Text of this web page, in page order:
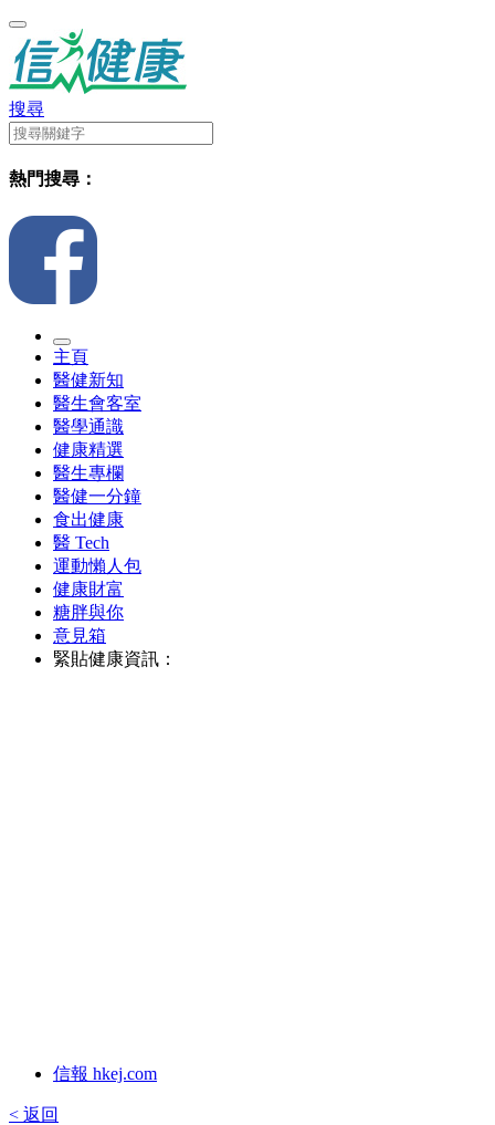
搜尋
熱門搜尋：
主頁
醫健新知
醫生會客室
醫學通識
健康精選
醫生專欄
醫健一分鐘
食出健康
醫 Tech
運動懶人包
健康財富
糖胖與你
意見箱
緊貼健康資訊：
信報 hkej.com
< 返回